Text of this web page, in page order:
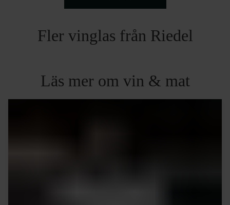
Fler vinglas från Riedel
Läs mer om vin & mat